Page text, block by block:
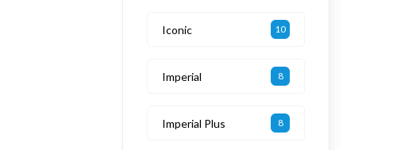
Iconic 10
Imperial 8
Imperial Plus 8